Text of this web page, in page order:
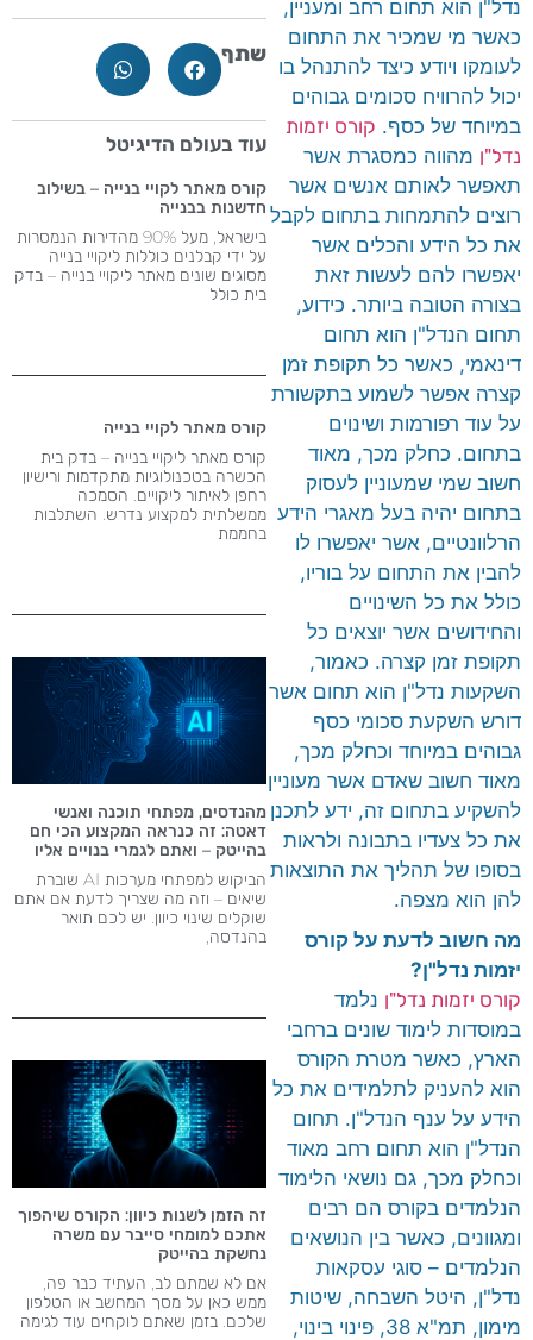
נדל"ן הוא תחום רחב ומעניין,
כאשר מי שמכיר את התחום
לעומקו ויודע כיצד להתנהל בו
יכול להרוויח סכומים גבוהים
במיוחד של כסף. קורס יזמות
נדל"ן מהווה כמסגרת אשר
תאפשר לאותם אנשים אשר
רוצים להתמחות בתחום לקבל
את כל הידע והכלים אשר
יאפשרו להם לעשות זאת
בצורה הטובה ביותר. כידוע,
תחום הנדל"ן הוא תחום
דינאמי, כאשר כל תקופת זמן
קצרה אפשר לשמוע בתקשורת
על עוד רפורמות ושינוים
בתחום. כחלק מכך, מאוד
חשוב שמי שמעוניין לעסוק
בתחום יהיה בעל מאגרי הידע
הרלוונטיים, אשר יאפשרו לו
להבין את התחום על בוריו,
כולל את כל השינויים
והחידושים אשר יוצאים כל
תקופת זמן קצרה. כאמור,
השקעות נדל"ן הוא תחום אשר
דורש השקעת סכומי כסף
גבוהים במיוחד וכחלק מכך,
מאוד חשוב שאדם אשר מעוניין
להשקיע בתחום זה, ידע לתכנן
את כל צעדיו בתבונה ולראות
בסופו של תהליך את התוצאות
להן הוא מצפה.
מה חשוב לדעת על קורס
יזמות נדל"ן?
קורס יזמות נדל"ן נלמד
במוסדות לימוד שונים ברחבי
הארץ, כאשר מטרת הקורס
הוא להעניק לתלמידים את כל
הידע על ענף הנדל"ן. תחום
הנדל"ן הוא תחום רחב מאוד
וכחלק מכך, גם נושאי הלימוד
הנלמדים בקורס הם רבים
ומגוונים, כאשר בין הנושאים
הנלמדים – סוגי עסקאות
נדל"ן, היטל השבחה, שיטות
מימון, תמ"א 38, פינוי בינוי,
שתף
עוד בעולם הדיגיטל
קורס מאתר לקויי בנייה – בשילוב
חדשנות בבנייה
בישראל, מעל 90% מהדירות הנמסרות
על ידי קבלנים כוללות ליקויי בנייה
מסוגים שונים מאתר ליקויי בנייה – בדק
בית כולל
קורס מאתר לקויי בנייה
קורס מאתר ליקויי בנייה – בדק בית
הכשרה בטכנולוגיות מתקדמות ורישיון
רחפן לאיתור ליקויים. הסמכה
ממשלתית למקצוע נדרש​. השתלבות
בחממת
מהנדסים, מפתחי תוכנה ואנשי
דאטה: זה כנראה המקצוע הכי חם
בהייטק – ואתם לגמרי בנויים אליו
הביקוש למפתחי מערכות AI שוברת
שיאים – וזה מה שצריך לדעת אם אתם
שוקלים שינוי כיוון. יש לכם תואר
בהנדסה,
זה הזמן לשנות כיוון: הקורס שיהפוך
אתכם למומחי סייבר עם משרה
נחשקת בהייטק
אם לא שמתם לב, העתיד כבר פה,
ממש כאן על מסך המחשב או הטלפון
שלכם. בזמן שאתם לוקחים עוד לגימה